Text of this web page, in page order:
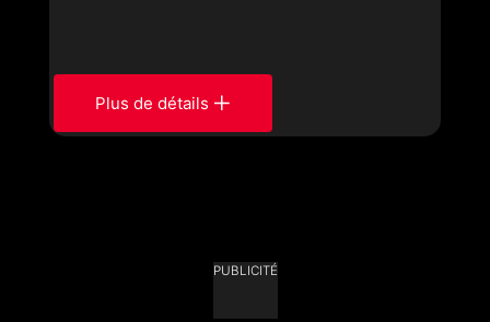
Plus de détails
PUBLICITÉ